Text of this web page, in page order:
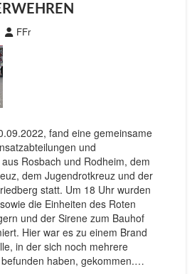
FFr
fand eine gemeinsame
und
Rosbach und Rodheim, dem
dem Jugendrotkreuz und der
statt. Um 18 Uhr wurden
die Einheiten des Roten
und der Sirene zum Bauhof
Hier war es zu einem Brand
in der sich noch mehrere
haben, gekommen.…